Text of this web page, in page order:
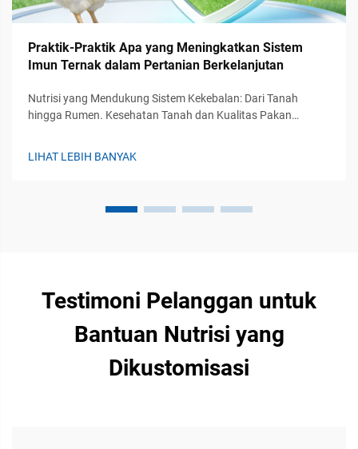
Praktik-Praktik Apa yang Meningkatkan Sistem
Imun Ternak dalam Pertanian Berkelanjutan
Nutrisi yang Mendukung Sistem Kekebalan: Dari Tanah
hingga Rumen. Kesehatan Tanah dan Kualitas Pakan
LIHAT LEBIH BANYAK
Testimoni Pelanggan untuk
Bantuan Nutrisi yang
Dikustomisasi